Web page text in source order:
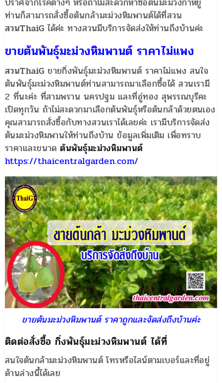
ท่านก็สามารถสั่งซื้อต้นกล้ามะม่วงหิมพานต์ได้ที่สวน
สวนThaiG ได้ค่ะ ทางสวนมีบริการจัดส่งให้ท่านถึงบ้านค่ะ
ขายต้นพันธุ์มะม่วงหิมพานต์ ราคาไม่แพง
สวนThaiG ขายกิ่งพันธุ์มะม่วงหิมพานต์ ราคาไม่แพง สนใจ
ต้นพันธุ์มะม่วงหิมพานต์ท่านสามารถมาเลือกซื้อได้ สวนเรามี
2 ที่นะค่ะ ที่สามพราน นครปฐม และที่อู่ทอง สุพรรณบุรีคะ
เปิดทุกวัน ถ้าไม่สะดวกมาเลือกต้นพันธุ์หรือต้นกล้าด้วยตนเอง
คุณสามารถสั่งซื้อกับทางสวนเราได้เลยค่ะ เรามีบริการจัดส่ง
ต้นมะม่วงหิมพานให้ท่านถึงบ้าน ข้อมูลเพิ่มเติม เพื่อทราบ
ราคาและขนาดต้นพันธ์ุมะม่วงหิมพานต์
https://thaicentralgarden.com/
ขายต้นมะม่วงหิมพานต์ ราคาถูกและจัดส่งถึงบ้านค่ะ
ติดต่อสั่งซื้อ กิ่งพันธุ์มะม่วงหิมพานต์ ได้ที่
สนใจต้นกล้ามะม่วงหิมพานต์ โทรหรือไลน์ตามเบอร์และที่อยู่
ด้านล่างนี้ได้เลย